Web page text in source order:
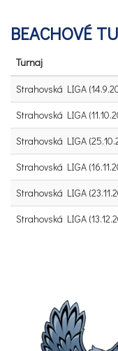
BEACHOVÉ
Turnaj
Strahovská LIGA
Strahovská LIGA
Strahovská LIGA
Strahovská LIGA
Strahovská LIGA
Strahovská LIGA